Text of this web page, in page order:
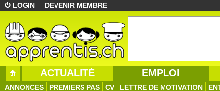
LOGIN DEVENIR MEMBRE
ACTUALITÉ EMPLOI
ANNONCES PREMIERS PAS CV LETTRE DE MOTIVATION